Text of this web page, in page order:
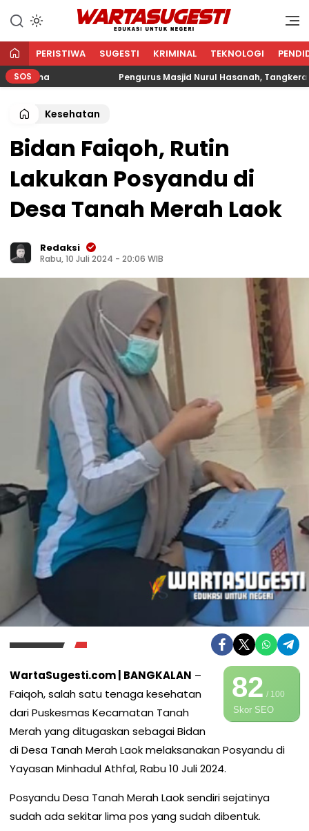
WARTA SUGESTI √ EDUKASI
Edukasi Untuk Negeri
PERISTIWA SUGESTI KRIMINAL TEKNOLOGI
SOS Pengurus Masjid Nurul Hasanah, Tangkerang
Kesehatan
Bidan Faiqoh, Rutin
Lakukan Posyandu di
Desa Tanah Merah Laok
Redaksi
Rabu, 10 Juli 2024 - 20:06 WIB
82/ 100
Skor SEO
WartaSugesti.com | BANGKALAN –
Faiqoh, salah satu tenaga kesehatan
dari Puskesmas Kecamatan Tanah
Merah yang ditugaskan sebagai Bidan
di Desa Tanah Merah Laok melaksanakan Posyandu di
Yayasan Minhadul Athfal, Rabu 10 Juli 2024.
Posyandu Desa Tanah Merah Laok sendiri sejatinya
sudah ada sekitar lima pos yang sudah dibentuk.